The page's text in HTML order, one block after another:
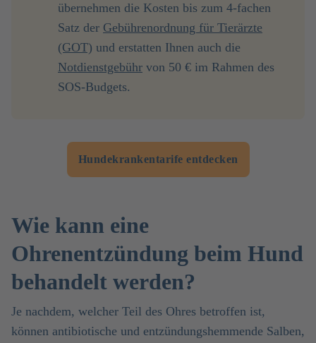
übernehmen die Kosten bis zum 4-fachen
Satz der Gebührenordnung für Tierärzte
(GOT) und erstatten Ihnen auch die
Notdienstgebühr von 50 € im Rahmen des
SOS-Budgets.
Hundekrankentarife entdecken
Wie kann eine
Ohrenentzündung beim Hund
behandelt werden?
Je nachdem, welcher Teil des Ohres betroffen ist,
können antibiotische und entzündungshemmende Salben,